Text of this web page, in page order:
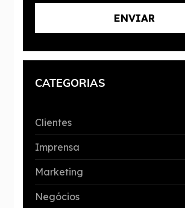
CATEGORIAS
Clientes
Imprensa
Marketing
Negócios